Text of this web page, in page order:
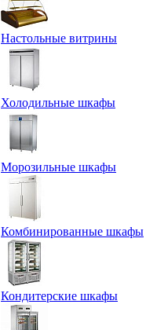
Настольные витрины
Холодильные шкафы
Морозильные шкафы
Комбинированные шкафы
Кондитерские шкафы